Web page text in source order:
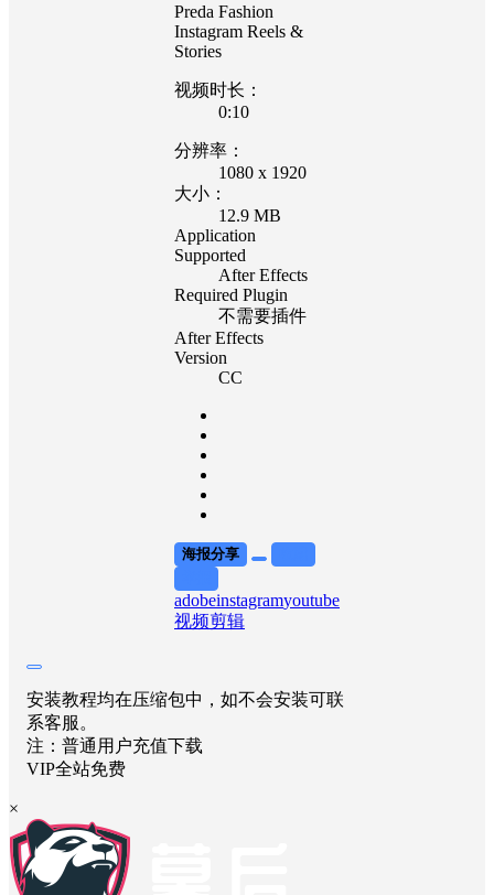
Preda Fashion
Instagram Reels &
Stories
视频时长：
0:10
分辨率：
1080 x 1920
大小：
12.9 MB
Application
Supported
After Effects
Required Plugin
不需要插件
After Effects
Version
CC
海报分享
adobeinstagramyoutube
视频剪辑
安装教程均在压缩包中，如不会安装可联
系客服。
注：普通用户充值下载
VIP全站免费
×